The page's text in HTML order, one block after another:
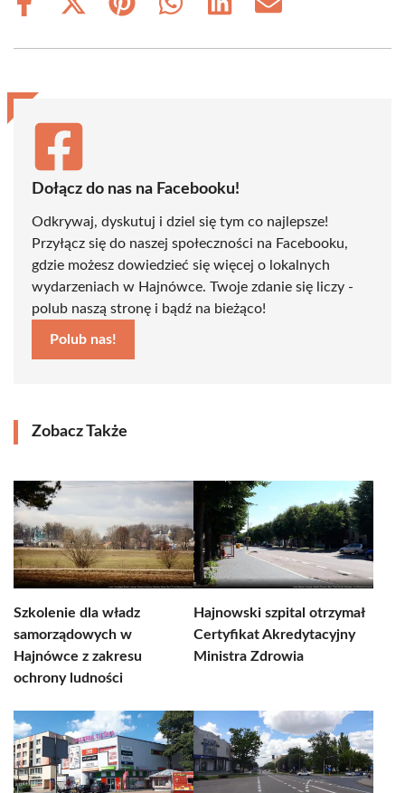
Share
Share
(Twitter)
Share
Share
Share
Share
Dołącz do nas na Facebooku!
Odkrywaj, dyskutuj i dziel się tym co najlepsze!
Przyłącz się do naszej społeczności na Facebooku,
gdzie możesz dowiedzieć się więcej o lokalnych
wydarzeniach w Hajnówce. Twoje zdanie się liczy -
polub naszą stronę i bądź na bieżąco!
Polub nas!
Zobacz Także
Szkolenie dla władz
samorządowych w
Hajnówce z zakresu
ochrony ludności
Hajnowski szpital otrzymał
Certyfikat Akredytacyjny
Ministra Zdrowia